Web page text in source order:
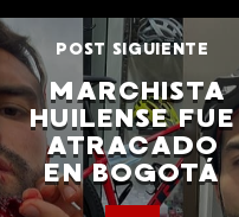
POST SIGUIENTE
MARCHISTA
HUILENSE FUE
ATRACADO
EN BOGOTÁ